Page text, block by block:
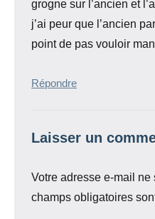
grogne sur l’ancien et
j’ai peur que l’ancien
point de pas vouloir
Répondre
Laisser un
Votre adresse e-mail ne
champs obligatoires